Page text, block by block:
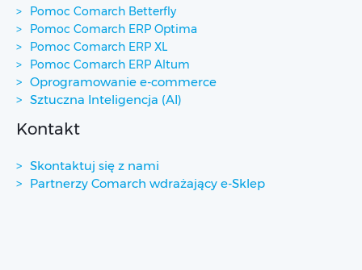
Pomoc Comarch Betterfly
Pomoc Comarch ERP Optima
Pomoc Comarch ERP XL
Pomoc Comarch ERP Altum
Oprogramowanie e-commerce
Sztuczna Inteligencja (AI)
Kontakt
Skontaktuj się z nami
Partnerzy Comarch wdrażający e-Sklep